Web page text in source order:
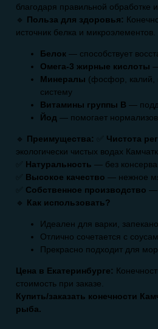
благодаря правильной обработке
🔹 Польза для здоровья:
источник белка и микроэлементов.
Белок — способствует
Омега-3 жирные кислоты
Минералы (фосфор, калий,
систему
Витамины группы B —
Йод — помогает
🔹 Преимущества: Чистота
экологически чистых водах
Натуральность — без
Высокое качество — нежное
Собственное производство —
🔹 Как использовать?
Идеален для варки,
Отлично сочетается с
Прекрасно подходит для
Цена в Екатеринбурге:
стоимость при заказе.
Купить/заказать конечности
рыба.